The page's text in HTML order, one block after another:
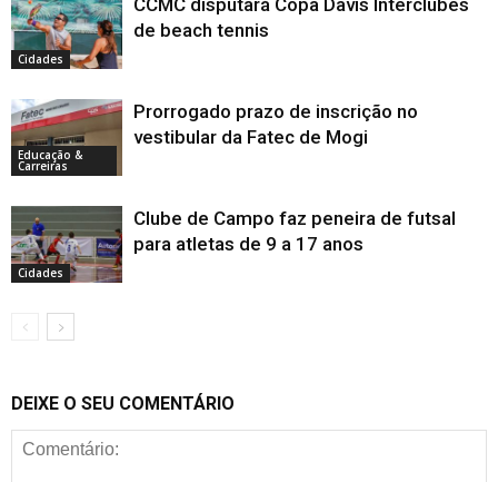
Cidades
CCMC disputará Copa Davis Interclubes
de beach tennis
Educação &
Carreiras
Prorrogado prazo de inscrição no
vestibular da Fatec de Mogi
Cidades
Clube de Campo faz peneira de futsal
para atletas de 9 a 17 anos
DEIXE O SEU COMENTÁRIO